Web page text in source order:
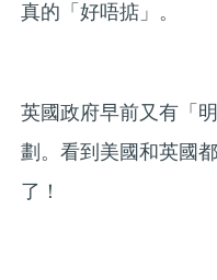
真的「好唔掂」。
英國政府早前又有「
劃。看到美國和英國
了！